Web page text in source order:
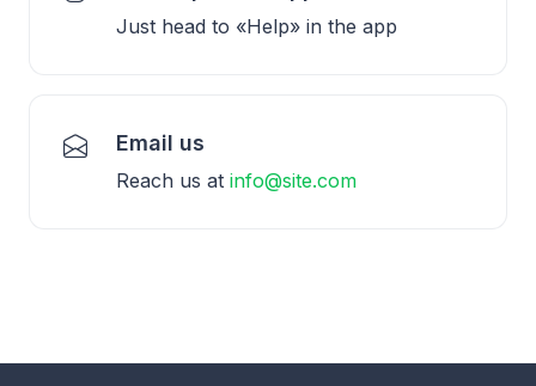
Just head to «Help» in the app
Email us
Reach us at info@site.com